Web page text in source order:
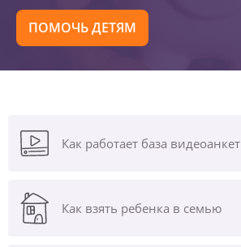
ПОМОЧЬ ДЕТЯМ
Как работает база видеоанкет
Как взять ребенка в семью